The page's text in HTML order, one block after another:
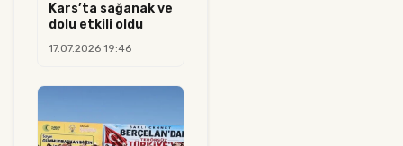
Kars’ta sağanak ve
dolu etkili oldu
17.07.2026 19:46